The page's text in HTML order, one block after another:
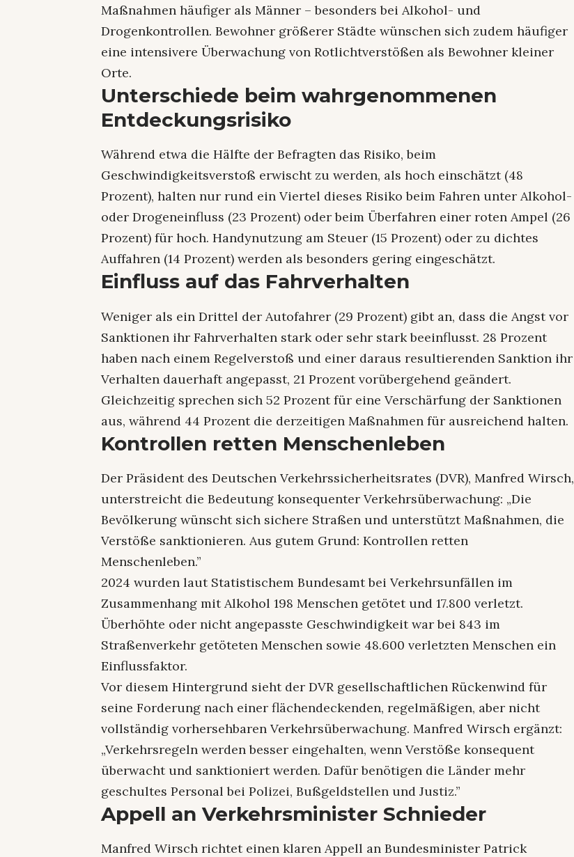
Maßnahmen häufiger als Männer – besonders bei Alkohol- und
Drogenkontrollen. Bewohner größerer Städte wünschen sich zudem häufiger
eine intensivere Überwachung von Rotlichtverstößen als Bewohner kleiner
Orte.
Unterschiede beim wahrgenommenen
Entdeckungsrisiko
Während etwa die Hälfte der Befragten das Risiko, beim
Geschwindigkeitsverstoß erwischt zu werden, als hoch einschätzt (48
Prozent), halten nur rund ein Viertel dieses Risiko beim Fahren unter Alkohol-
oder Drogeneinfluss (23 Prozent) oder beim Überfahren einer roten Ampel (26
Prozent) für hoch. Handynutzung am Steuer (15 Prozent) oder zu dichtes
Auffahren (14 Prozent) werden als besonders gering eingeschätzt.
Einfluss auf das Fahrverhalten
Weniger als ein Drittel der Autofahrer (29 Prozent) gibt an, dass die Angst vor
Sanktionen ihr Fahrverhalten stark oder sehr stark beeinflusst. 28 Prozent
haben nach einem Regelverstoß und einer daraus resultierenden Sanktion ihr
Verhalten dauerhaft angepasst, 21 Prozent vorübergehend geändert.
Gleichzeitig sprechen sich 52 Prozent für eine Verschärfung der Sanktionen
aus, während 44 Prozent die derzeitigen Maßnahmen für ausreichend halten.
Kontrollen retten Menschenleben
Der Präsident des Deutschen Verkehrssicherheitsrates (DVR), Manfred Wirsch,
unterstreicht die Bedeutung konsequenter Verkehrsüberwachung: „Die
Bevölkerung wünscht sich sichere Straßen und unterstützt Maßnahmen, die
Verstöße sanktionieren. Aus gutem Grund: Kontrollen retten
Menschenleben.”
2024 wurden laut Statistischem Bundesamt bei Verkehrsunfällen im
Zusammenhang mit Alkohol 198 Menschen getötet und 17.800 verletzt.
Überhöhte oder nicht angepasste Geschwindigkeit war bei 843 im
Straßenverkehr getöteten Menschen sowie 48.600 verletzten Menschen ein
Einflussfaktor.
Vor diesem Hintergrund sieht der DVR gesellschaftlichen Rückenwind für
seine Forderung nach einer flächendeckenden, regelmäßigen, aber nicht
vollständig vorhersehbaren Verkehrsüberwachung. Manfred Wirsch ergänzt:
„Verkehrsregeln werden besser eingehalten, wenn Verstöße konsequent
überwacht und sanktioniert werden. Dafür benötigen die Länder mehr
geschultes Personal bei Polizei, Bußgeldstellen und Justiz.”
Appell an Verkehrsminister Schnieder
Manfred Wirsch richtet einen klaren Appell an Bundesminister Patrick